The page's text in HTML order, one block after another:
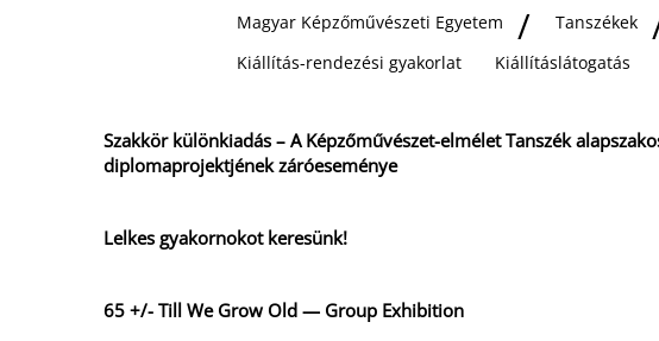
Magyar Képzőművészeti Egyetem Tanszékek
Kiállítás-rendezési gyakorlat
Kiállításlátogatás
Szakkör különkiadás – A Képzőművészet-elmélet Tanszék
diplomaprojektjének záróeseménye
Lelkes gyakornokot keresünk!
65 +/- Till We Grow Old — Group Exhibition